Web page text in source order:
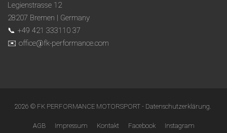
Legienstrasse 12
28207 Bremen | Germany
📞 +49 421 333110 37
✉️ office@fk-performance.com
2026 © FK PERFORMANCE MOTORSPORT - Datenschutzerklärung.
AGB Impressum Kontakt Facebook Instagram